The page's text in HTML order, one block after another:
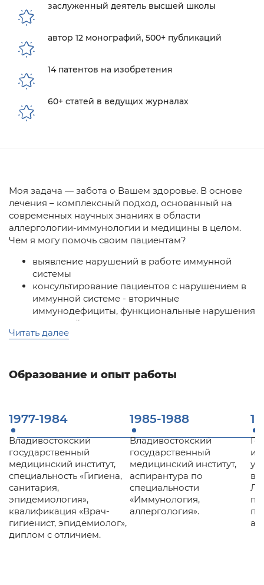
заслуженный деятель высшей школы
автор 12 монографий, 500+ публикаций
14 патентов на изобретения
60+ статей в ведущих журналах
Моя задача — забота о Вашем здоровье. В основе
лечения – комплексный подход, основанный на
современных научных знаниях в области
аллергологии-иммунологии и медицины в целом.
Чем я могу помочь своим пациентам?
выявление нарушений в работе иммунной
системы
консультирование пациентов с нарушением в
иммунной системе - вторичные
иммунодефициты, функциональные нарушения
иммунной системы
консультация пациентов с бронхиальной
консультирование и наблюдение пациентов с
консультирование и ведение пациентов с
нарушением репродуктивной функции
(первичное и вторичное бесплодие) совместно
с гинекологом
консультирование и ведение пациентов с
синдромом хронической усталости
Совместно мы достигнем максимально возможного
результата!
Читать далее
Образование и опыт работы
1977-1984
Владивостокский
государственный
медицинский институт,
специальность «Гигиена,
санитария,
эпидемиология»,
квалификация «Врач-
гигиенист, эпидемиолог»,
диплом с отличием.
1985-1988
Владивостокский
государственный
медицинский институт,
аспирантура по
специальности
«Иммунология,
аллергология».